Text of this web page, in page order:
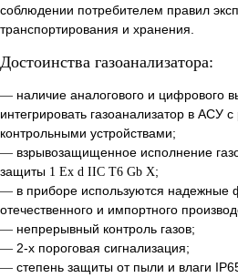
соблюдении потребителем правил
транспортирования и хранения.
Достоинства газоанализатора:
— наличие аналогового и цифрового
интегрировать газоанализатор в АСУ
контрольными устройствами;
— взрывозащищенное исполнение
защиты 1 Ex d IIС T6 Gb X;
— в приборе используются
отечественного и импортного
— непрерывный контроль газов;
— 2-х пороговая сигнализация;
— степень защиты от пыли и влаги